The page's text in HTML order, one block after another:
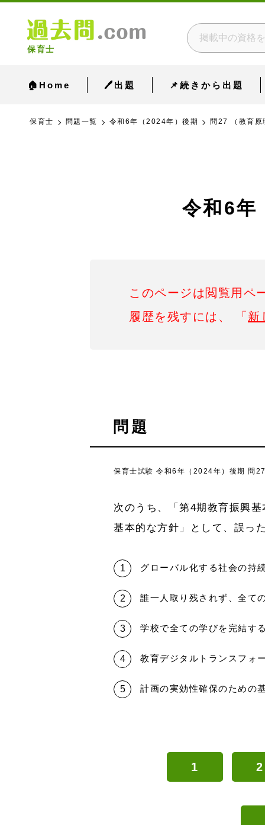
保育士
🏠Home 🖊出題 📌続きから出題
保育士 問題一覧 令和6年（2024年）後期 問27 （教育原
令和6年
このページは閲覧用ペ
履歴を残すには、 「 新
問題
保育士試験 令和6年（2024年）後期 問
次のうち、「第4期教育振興
基本的な方針」として、誤っ
グローバル化する社会の持
誰一人取り残されず、全て
学校で全ての学びを完結す
教育デジタルトランスフォ
計画の実効性確保のための
1 2